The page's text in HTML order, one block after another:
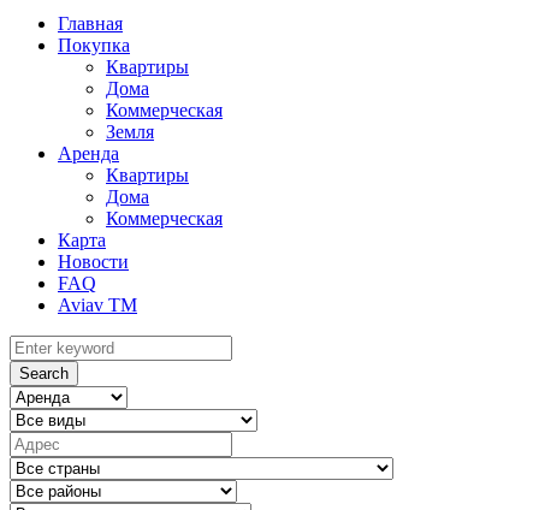
Главная
Покупка
Квартиры
Дома
Коммерческая
Земля
Аренда
Квартиры
Дома
Коммерческая
Карта
Новости
FAQ
Aviav TM
Search